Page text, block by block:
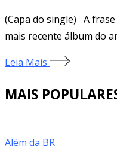
(Capa do single) A frase
mais recente álbum do
Leia Mais
MAIS
Além da BR